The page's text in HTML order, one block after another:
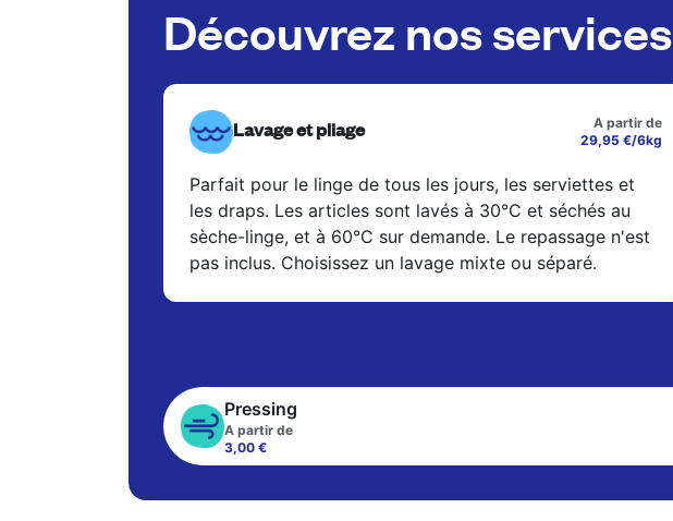
Découvrez nos services
Lavage et pliage
A partir de
29,95 €/6kg
Parfait pour le linge de tous les jours, les serviettes et
les draps. Les articles sont lavés à 30°C et séchés au
sèche-linge, et à 60°C sur demande. Le repassage n'est
pas inclus. Choisissez un lavage mixte ou séparé.
Pressing
A partir de
3,00 €